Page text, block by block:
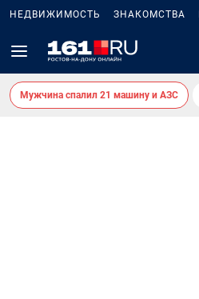
НЕДВИЖИМОСТЬ ЗНАКОМСТВА
Мужчина спалил 21 машину и АЗС